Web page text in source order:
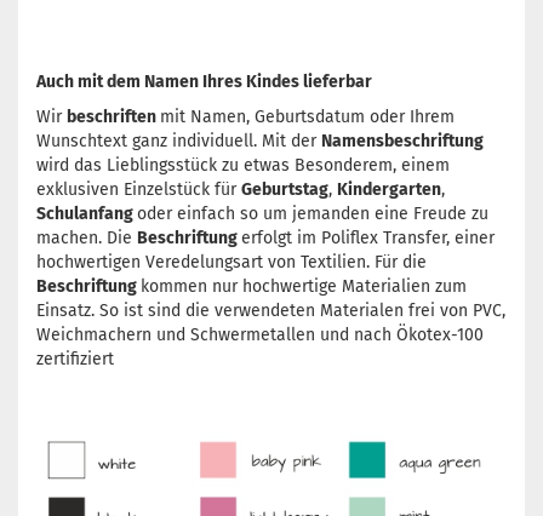
Auch mit dem Namen Ihres Kindes lieferbar
Wir beschriften mit Namen, Geburtsdatum oder Ihrem
Wunschtext ganz individuell. Mit der Namensbeschriftung
wird das Lieblingsstück zu etwas Besonderem, einem
exklusiven Einzelstück fürGeburtstag, Kindergarten,
Schulanfangoder einfach so um jemanden eine Freude zu
machen. Die Beschriftungerfolgt im Poliflex Transfer, einer
hochwertigen Veredelungsart von Textilien. Für die
Beschriftung kommen nur hochwertige Materialien zum
Einsatz. So ist sind die verwendeten Materialen frei von PVC,
Weichmachern und Schwermetallen und nach Ökotex-100
zertifiziert